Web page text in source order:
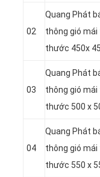
02
Quang Phát
thông gió mái
thước 450x
03
Quang Phát
thông gió mái
thước 500 x
04
Quang Phát
thông gió mái
thước 550 x